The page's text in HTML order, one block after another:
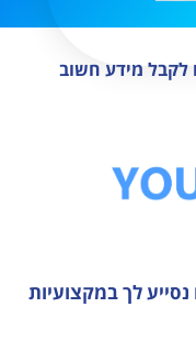
לקבל מידע חשוב
נסייע לך במקצועיות